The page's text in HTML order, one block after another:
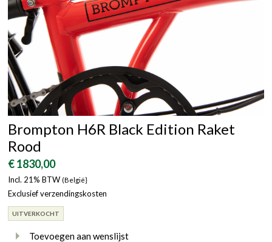
Brompton H6R Black Edition Raket
Rood
€ 1830,00
Incl. 21% BTW (België}
Exclusief verzendingskosten
UITVERKOCHT
Toevoegen aan wenslijst